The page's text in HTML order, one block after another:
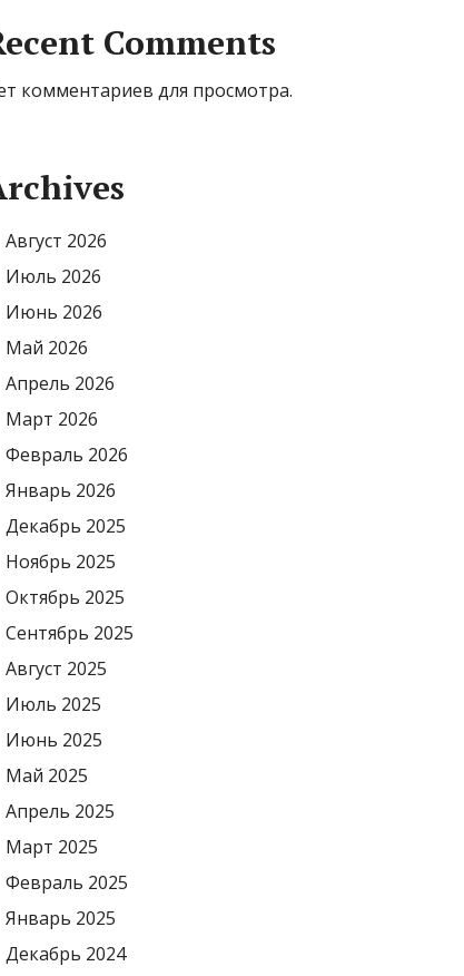
Comments
комментариев для просмотра.
Август 2026
Июль 2026
Июнь 2026
Май 2026
Апрель 2026
Март 2026
Февраль 2026
Январь 2026
Декабрь 2025
Ноябрь 2025
Октябрь 2025
Сентябрь 2025
Август 2025
Июль 2025
Июнь 2025
Май 2025
Апрель 2025
Март 2025
Февраль 2025
Январь 2025
Декабрь 2024